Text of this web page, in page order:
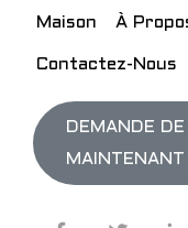
Maison À
Contactez-Nous
DEMANDE
MAINTENANT